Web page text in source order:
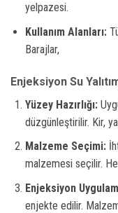
yelpazesi.
Kullanım Alanları:
Barajlar,
Enjeksiyon Su
Yüzey Hazırlığı:
düzgünleştirilir. Kir,
Malzeme Seçimi:
malzemesi seçilir.
Enjeksiyon
enjekte edilir.